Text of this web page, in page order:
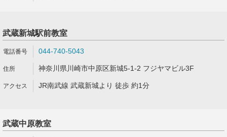
武蔵新城駅前教室
044-740-5043
神奈川県川崎市中原区新城5-1-2 フジヤマビル3F
JR南武線 武蔵新城より 徒歩 約1分
武蔵中原教室